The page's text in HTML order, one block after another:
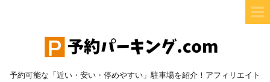
予約可能な「近い・安い・停めやすい」駐車場を紹介！アフィリエイト